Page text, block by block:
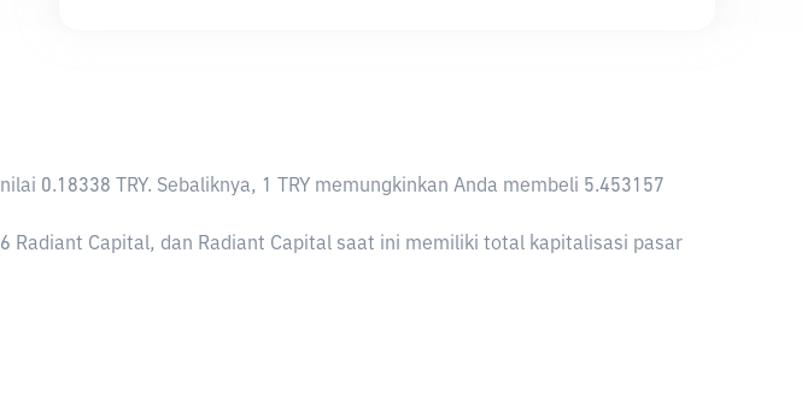
0.18338 TRY. Sebaliknya, 1 TRY memungkinkan Anda membeli 5.453157
Radiant Capital, dan Radiant Capital saat ini memiliki total kapitalisasi pasar